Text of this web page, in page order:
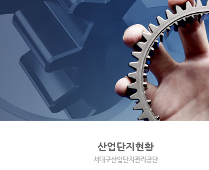
산업단지현황
서대구산업단지관리공단